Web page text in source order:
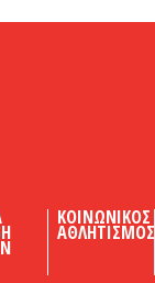
ΚΟΙΝΩΝΙΚΟΣ
ΑΘΛΗΤΙΣΜΟΣ